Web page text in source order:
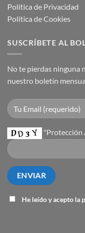
Política de Privacidad
Política de Cookies
SUSCRÍBETE AL
No te pierdas ninguna
nuestro boletín
"Protección
He leído y acepto la